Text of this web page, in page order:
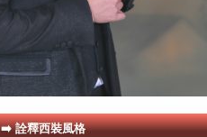
詮釋西裝風格